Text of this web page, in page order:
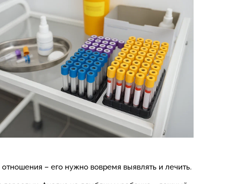
– его нужно вовремя выявлять и лечить.